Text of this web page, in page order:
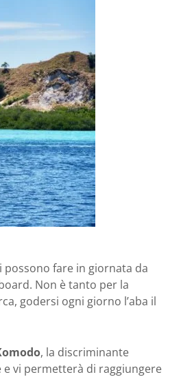
fare in giornata da
Non è tanto per la
godersi ogni giorno l’aba il
, la discriminante
vi permetterà di raggiungere